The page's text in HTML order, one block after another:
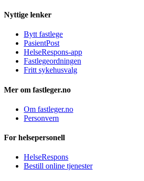
Nyttige lenker
Bytt fastlege
PasientPost
HelseRespons-app
Fastlegeordningen
Fritt sykehusvalg
Mer om fastleger.no
Om fastleger.no
Personvern
For helsepersonell
HelseRespons
Bestill online tjenester